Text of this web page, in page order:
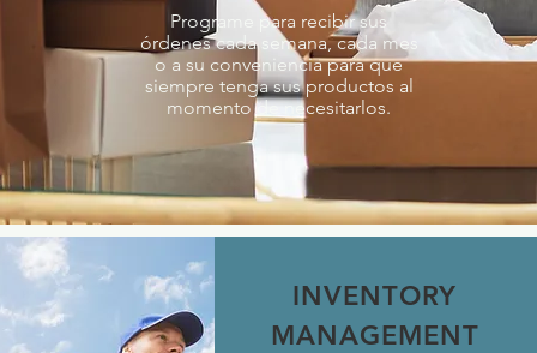
Programe para recibir sus
órdenes cada semana, cada mes
o a su conveniencia para que
siempre tenga sus productos al
momento de necesitarlos.
INVENTORY
MANAGEMENT